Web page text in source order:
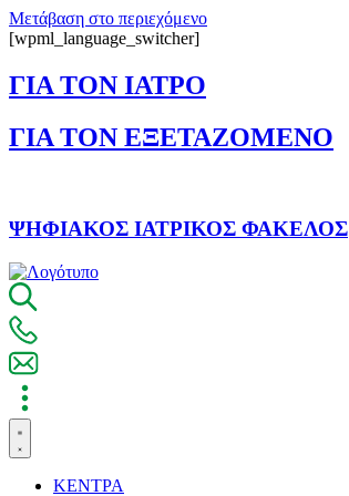
Μετάβαση στο περιεχόμενο
[wpml_language_switcher]
ΓΙΑ ΤΟΝ ΙΑΤΡΟ
ΓΙΑ ΤΟΝ ΕΞΕΤΑΖΟΜΕΝΟ
ΨΗΦΙΑΚΟΣ ΙΑΤΡΙΚΟΣ ΦΑΚΕΛΟΣ
ΚΕΝΤΡΑ